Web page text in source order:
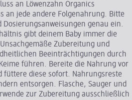
an Löwenzahn Organics
an jede andere Folgenahrung. Bitte
genau ein.
gibt deinem Baby immer die
Zubereitung und
Beeinträchtigungen durch
führen. Bereite die Nahrung vor
füttere diese sofort. Nahrungsreste
entsorgen. Flasche, Sauger und
zur Zubereitung ausschließlich